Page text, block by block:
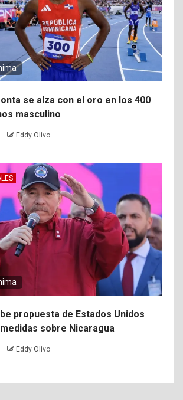
se alza con el oro en los 400
masculino
Eddy Olivo
propuesta de Estados Unidos
sobre Nicaragua
Eddy Olivo